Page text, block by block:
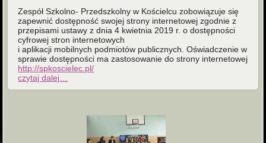
Zespół Szkolno- Przedszkolny w Kościelcu zobowiązuje się
zapewnić dostępność swojej strony internetowej zgodnie z
przepisami ustawy z dnia 4 kwietnia 2019 r. o dostępności
cyfrowej stron internetowych
i aplikacji mobilnych podmiotów publicznych. Oświadczenie w
sprawie dostępności ma zastosowanie do strony internetowej
http://spkoscielec.pl/
czytaj dalej…